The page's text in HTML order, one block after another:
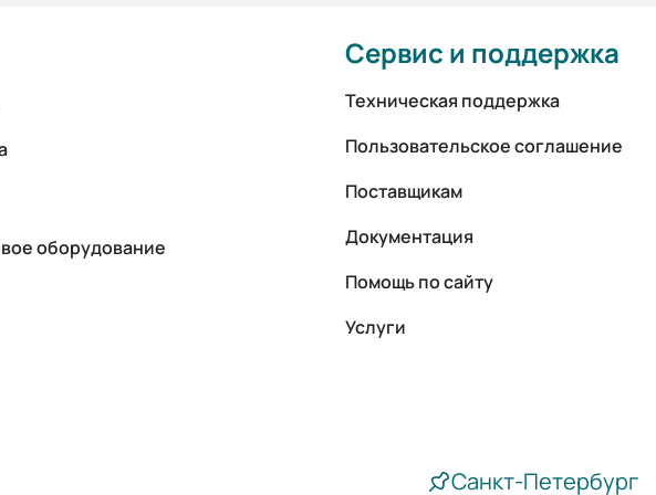
оборудование
Сервис и поддержка
Техническая поддержка
Пользовательское соглашение
Поставщикам
Документация
Помощь по сайту
Услуги
Санкт-Петербург